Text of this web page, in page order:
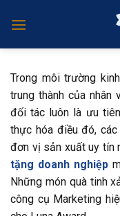
Trong môi trường
trung thành của
đối tác luôn là ưu
thực hóa điều đó,
đơn vị sản xuất uy tín
tặng doanh nghiệp
Những món quà tinh
công cụ Marketing